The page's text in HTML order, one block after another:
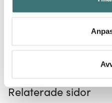
Identifiera din enhet
Ta reda på mer om hur dina
Du kan ändra eller dra
Vi använder cookies för att
Låt dig
Relaterade sidor